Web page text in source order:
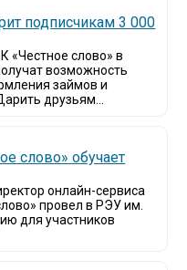
подписчикам 3 000
«Честное слово» в
возможность
займов и
друзьям...
слово» обучает
онлайн-сервиса
провел в РЭУ им.
для участников